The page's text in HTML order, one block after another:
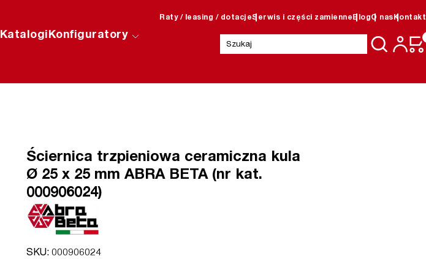
Raty / leasing / dotacjeSerwis i części zamienne BlogO nas Kontakt
KatalogiKonfiguratory
Szukaj:
Ściernica trzpieniowa ceramiczna kula
Ø 25 x 25 mm ABRA BETA (nr kat.
000906024)
SKU: 000906024